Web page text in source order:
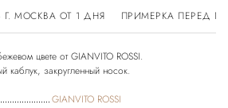
МОСКВА ОТ 1 ДНЯ ПРИМЕРКА ПЕРЕД
цвете от GIANVITO ROSSI.
GIANVITO ROSSI